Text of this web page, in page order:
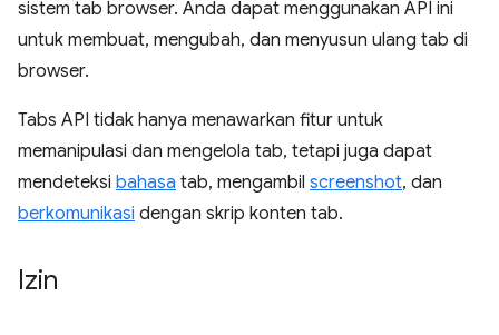
sistem tab browser. Anda dapat menggunakan API ini
untuk membuat, mengubah, dan menyusun ulang tab di
browser.
Tabs API tidak hanya menawarkan fitur untuk
memanipulasi dan mengelola tab, tetapi juga dapat
mendeteksi bahasa tab, mengambil screenshot, dan
berkomunikasi dengan skrip konten tab.
Izin